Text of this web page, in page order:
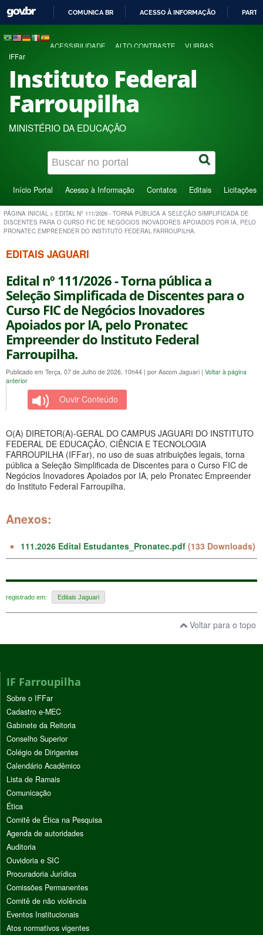
COMUNICA BR ACESSO À INFORMAÇÃO
ACESSIBILIDADE ALTO CONTRASTE VLIBRAS
IFFar
Instituto Federal
Farroupilha
MINISTÉRIO DA EDUCAÇÃO
Início Portal Acesso à Informação Contatos Editais Licitações
PÁGINA INICIAL > EDITAL Nº 111/2026 - TORNA PÚBLICA A SELEÇÃO SIMPLIFICADA DE
DISCENTES PARA O CURSO FIC DE NEGÓCIOS INOVADORES APOIADOS POR IA, PELO
PRONATEC EMPREENDER DO INSTITUTO FEDERAL FARROUPILHA.
EDITAIS JAGUARI
Edital nº 111/2026 - Torna pública a
Seleção Simplificada de Discentes para o
Curso FIC de Negócios Inovadores
Apoiados por IA, pelo Pronatec
Empreender do Instituto Federal
Farroupilha.
Publicado em Terça, 07 de Julho de 2026, 10h44 | por Ascom Jaguari | Voltar à página
anterior
Ouvir Conteúdo
O(A) DIRETOR(A)-GERAL DO CAMPUS JAGUARI DO INSTITUTO
FEDERAL DE EDUCAÇÃO, CIÊNCIA E TECNOLOGIA
FARROUPILHA (IFFar), no uso de suas atribuições legais, torna
pública a Seleção Simplificada de Discentes para o Curso FIC de
Negócios Inovadores Apoiados por IA, pelo Pronatec Empreender
do Instituto Federal Farroupilha.
Anexos:
111.2026 Edital Estudantes_Pronatec.pdf (133 Downloads)
registrado em: Editais Jaguari
Voltar para o topo
IF Farroupilha
Sobre o IFFar
Cadastro e-MEC
Gabinete da Reitoria
Conselho Superior
Colégio de Dirigentes
Calendário Acadêmico
Lista de Ramais
Comunicação
Ética
Comitê de Ética na Pesquisa
Agenda de autoridades
Auditoria
Ouvidoria e SIC
Procuradoria Jurídica
Comissões Permanentes
Comitê de não violência
Eventos Institucionais
Atos normativos vigentes